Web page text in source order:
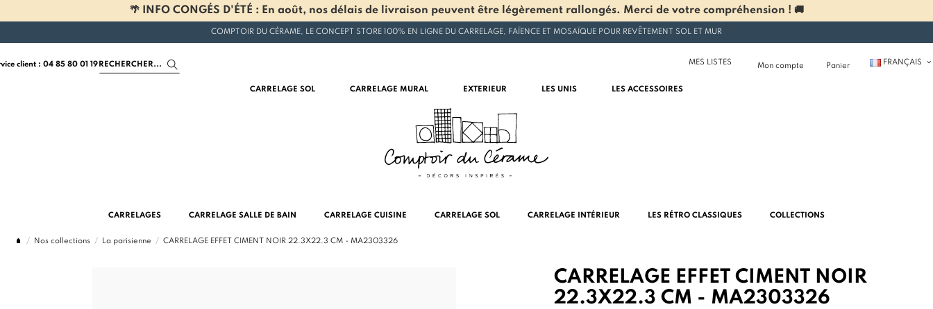
🌴 INFO CONGÉS D'ÉTÉ : En août, nos délais de livraison peuvent être légèrement rallongés. Merci de votre compréhension ! 🚚
COMPTOIR DU CÉRAME, LE CONCEPT STORE 100% EN LIGNE DU CARRELAGE, FAÏENCE ET MOSAÏQUE POUR REVÊTEMENT SOL ET MUR
client : 04 85 80 01 19 MES LISTES Mon compte Panier FRANÇAIS
CARRELAGE SOL CARRELAGE MURAL EXTERIEUR LES UNIS LES ACCESSOIRES
CARRELAGES CARRELAGE SALLE DE BAIN CARRELAGE CUISINE CARRELAGE SOL CARRELAGE INTÉRIEUR LES RÉTRO CLASSIQUES COLLECTIONS
Nos collections La parisienne CARRELAGE EFFET CIMENT NOIR 22.3X22.3 CM - MA2303326
CARRELAGE EFFET CIMENT NOIR
22.3X22.3 CM - MA2303326